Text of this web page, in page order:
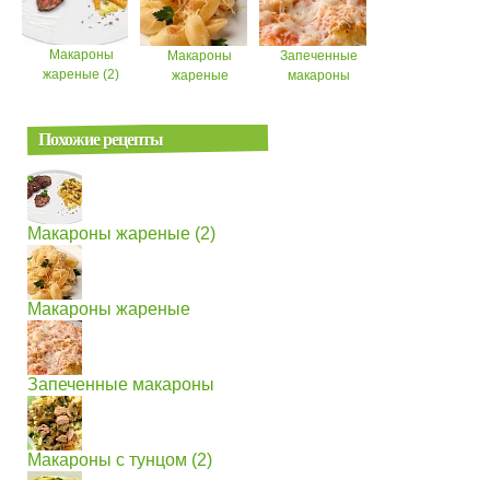
Макароны
жареные (2)
Макароны
жареные
Запеченные
макароны
Похожие рецепты
Макароны жареные (2)
Макароны жареные
Запеченные макароны
Макароны с тунцом (2)